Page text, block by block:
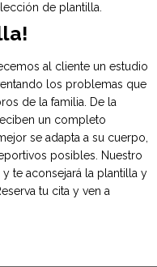
de plantilla.
al cliente un estudio
los problemas que
de la familia. De la
un completo
se adapta a su cuerpo,
posibles. Nuestro
te aconsejará la plantilla y
tu cita y ven a